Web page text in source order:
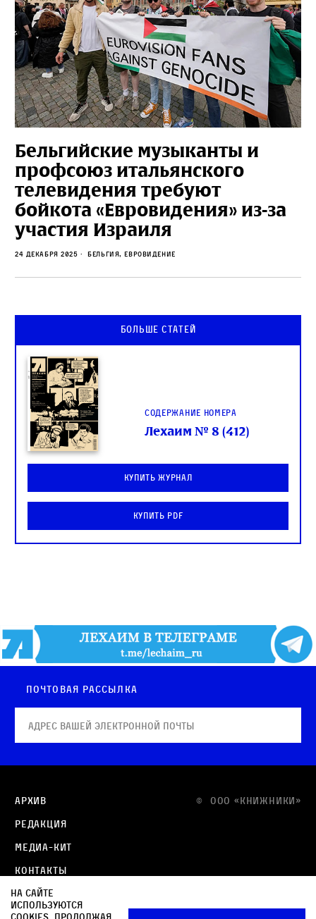
Бельгийские музыканты и
профсоюз итальянского
телевидения требуют
бойкота «Евровидения» из-за
участия Израиля
24 декабря 2025 Бельгия, Евровидение
Больше статей
Содержание номера
Лехаим № 8 (412)
Купить журнал
Купить PDF
Почтовая рассылка
© OOO «КНИЖНИКИ»
Архив
Редакция
Медиа-кит
Контакты
Политика в отношении обработки персональных
данных
На сайте
используются
cookies. Продолжая